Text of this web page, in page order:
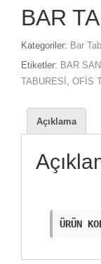
BAR
Kategoriler: Bar
Etiketler: BAR
TABURESİ , OFİS
Açıklama
ÜRÜN